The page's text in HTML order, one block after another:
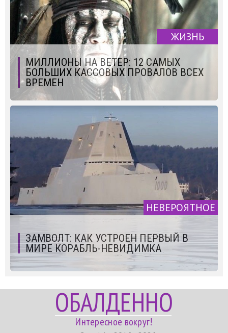
ЖИЗНЬ
МИЛЛИОНЫ НА ВЕТЕР: 12 САМЫХ
БОЛЬШИХ КАССОВЫХ ПРОВАЛОВ ВСЕХ
ВРЕМЕН
НЕВЕРОЯТНОЕ
ЗАМВОЛТ: КАК УСТРОЕН ПЕРВЫЙ В
МИРЕ КОРАБЛЬ-НЕВИДИМКА
ОБАЛДЕННО
Интересное вокруг!